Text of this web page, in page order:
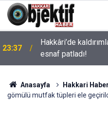
23:37
Hakkâri’de
esnaf patladı!
Anasayfa Hakkari
gömülü mutfak tüpleri ele